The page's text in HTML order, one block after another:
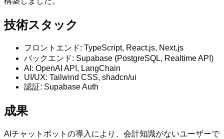
技術スタック
フロントエンド: TypeScript, React.js, Next.js
バックエンド: Supabase (PostgreSQL, Realtime API)
AI: OpenAI API, LangChain
UI/UX: Tailwind CSS, shadcn/ui
認証: Supabase Auth
成果
AIチャットボットの導入により、会計知識がないユーザーで